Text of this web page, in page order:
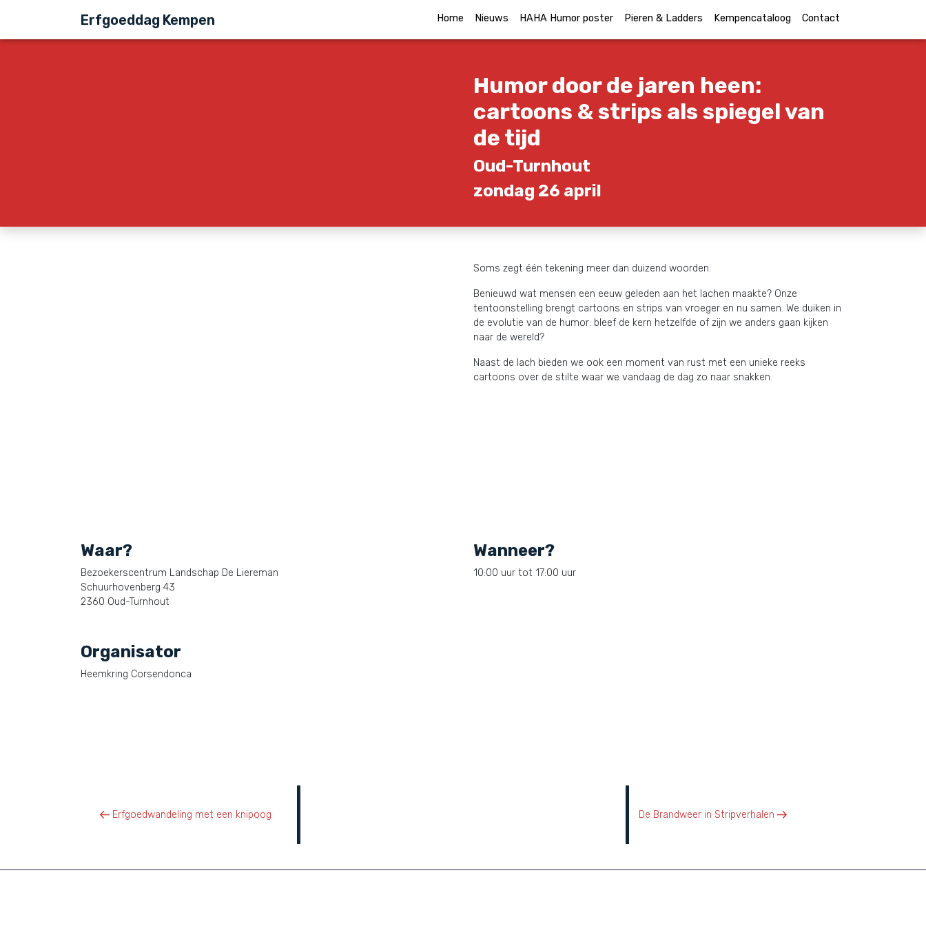
Erfgoeddag Kempen Home Nieuws HAHA Humor poster Pieren & Ladders Kempencataloog Contact
Humor door de jaren heen:
cartoons & strips als spiegel van
de tijd
Oud-Turnhout
zondag 26 april
Soms zegt één tekening meer dan duizend woorden.
Benieuwd wat mensen een eeuw geleden aan het lachen maakte? Onze
tentoonstelling brengt cartoons en strips van vroeger en nu samen. We duiken in
de evolutie van de humor: bleef de kern hetzelfde of zijn we anders gaan kijken
naar de wereld?
Naast de lach bieden we ook een moment van rust met een unieke reeks
cartoons over de stilte waar we vandaag de dag zo naar snakken.
Waar?
Bezoekerscentrum Landschap De Liereman
Schuurhovenberg 43
2360 Oud-Turnhout
Wanneer?
10:00 uur tot 17:00 uur
Organisator
Heemkring Corsendonca
Vorig bericht
Erfgoedwandeling met een knipoog Volgend bericht
De Brandweer in Stripverhalen